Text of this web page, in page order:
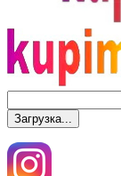
Загрузка...